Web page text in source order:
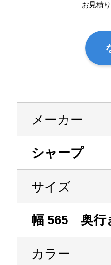
お見積
メーカー
シャープ
サイズ
幅 565 奥行
カラー